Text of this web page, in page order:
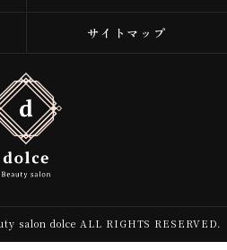
サイトマップ
salon dolce ALL RIGHTS RESERVED.